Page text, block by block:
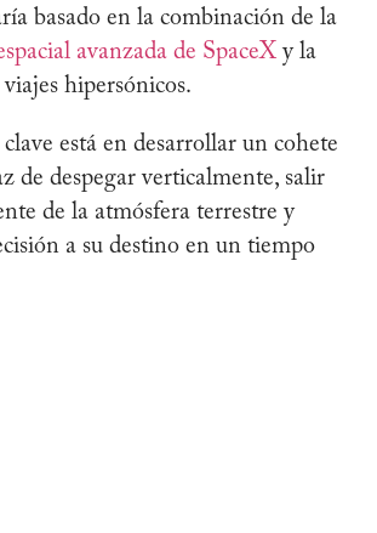
basado en la combinación de la
avanzada de SpaceX y la
hipersónicos.
está en desarrollar un cohete
de despegar verticalmente, salir
de la atmósfera terrestre y
a su destino en un tiempo